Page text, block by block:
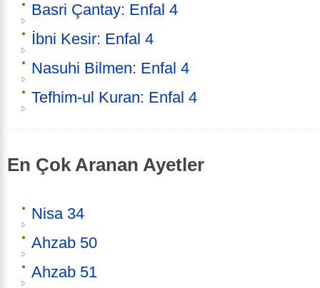
Basri Çantay: Enfal 4
İbni Kesir: Enfal 4
Nasuhi Bilmen: Enfal 4
Tefhim-ul Kuran: Enfal 4
En Çok Aranan Ayetler
Nisa 34
Ahzab 50
Ahzab 51